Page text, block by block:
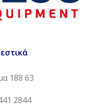
188 63
2844